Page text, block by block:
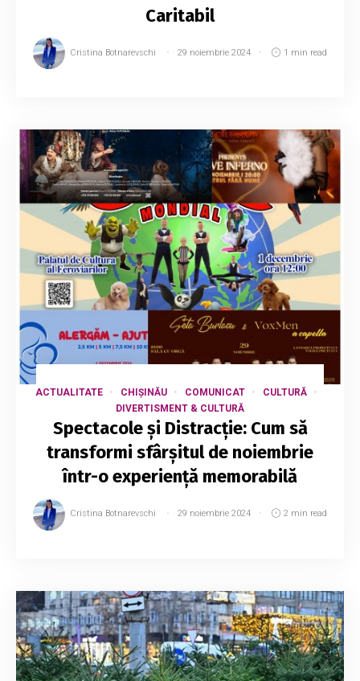
Caritabil
Cristina Botnarevschi 29 noiembrie 2024 1 min read
ACTUALITATE CHIȘINĂU COMUNICAT
CULTURĂ
DIVERTISMENT & CULTURĂ
Spectacole și Distracție: Cum să
transformi sfârșitul de noiembrie
într-o experiență memorabilă
Cristina Botnarevschi 29 noiembrie 2024 2 min read